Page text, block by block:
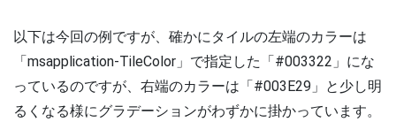
以下は今回の例ですが、確かにタイルの左端のカラーは
「msapplication-TileColor」で指定した「#003322」にな
っているのですが、右端のカラーは「#003E29」と少し明
るくなる様にグラデーションがわずかに掛かっています。